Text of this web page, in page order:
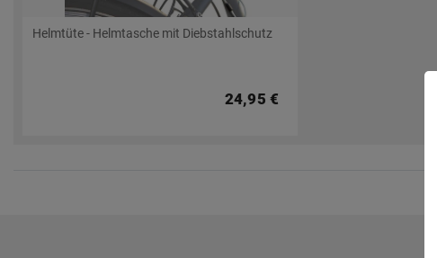
Helmtüte - Helmtasche mit Diebstahlschutz
24,95 €